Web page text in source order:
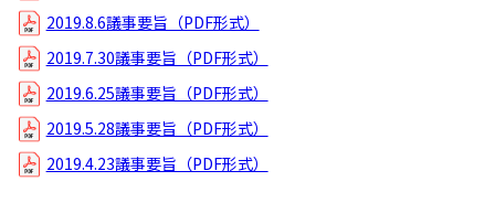
2019.8.6議事要旨（PDF形式）
2019.7.30議事要旨（PDF形式）
2019.6.25議事要旨（PDF形式）
2019.5.28議事要旨（PDF形式）
2019.4.23議事要旨（PDF形式）